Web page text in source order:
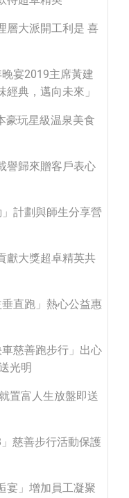
層大派開工利是 喜
宴2019主席黃建
典，邁向未來」
豪玩星級温泉美食
譽歸來贈客戶表心
計劃與師生分享營
獻大獎超卓精英共
直跑」熱心公益惠
慈善跑步行」出心
光明
置富人生放盤即送
慈善步行活動保護
宴」增加員工凝聚